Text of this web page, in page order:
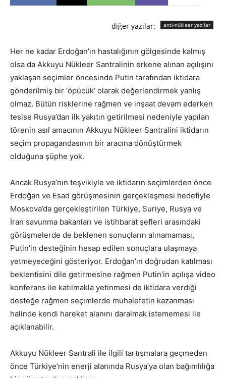
diğer yazılar: anti-nükleer yazılar
Her ne kadar Erdoğan’ın hastalığının gölgesinde kalmış
olsa da Akkuyu Nükleer Santralinin erkene alınan açılışını
yaklaşan seçimler öncesinde Putin tarafından iktidara
gönderilmiş bir ‘öpücük’ olarak değerlendirmek yanlış
olmaz. Bütün risklerine rağmen ve inşaat devam ederken
tesise Rusya’dan ilk yakıtın getirilmesi nedeniyle yapılan
törenin asıl amacının Akkuyu Nükleer Santralini iktidarın
seçim propagandasının bir aracına dönüştürmek
olduğuna şüphe yok.
Ancak Rusya’nın teşvikiyle ve iktidarın seçimlerden önce
Erdoğan ve Esad görüşmesinin gerçekleşmesi hedefiyle
Moskova’da gerçekleştirilen Türkiye, Suriye, Rusya ve
İran savunma bakanları ve istihbarat şefleri arasındaki
görüşmelerde de beklenen sonuçların alınamaması,
Putin’in desteğinin hesap edilen sonuçlara ulaşmaya
yetmeyeceğini gösteriyor. Erdoğan’ın doğrudan katılması
beklentisini dile getirmesine rağmen Putin’in açılışa video
konferans ile katılmakla yetinmesi de iktidara verdiği
desteğe rağmen seçimlerde muhalefetin kazanması
halinde kendi hareket alanını daralmak istememesi ile
açıklanabilir.
Akkuyu Nükleer Santrali ile ilgili tartışmalara geçmeden
önce Türkiye’nin enerji alanında Rusya’ya olan bağımlılığa